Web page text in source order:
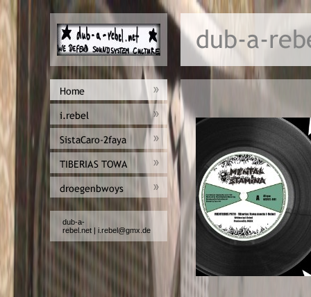
dub-a-
rebel.net | i.rebel@gmx.de